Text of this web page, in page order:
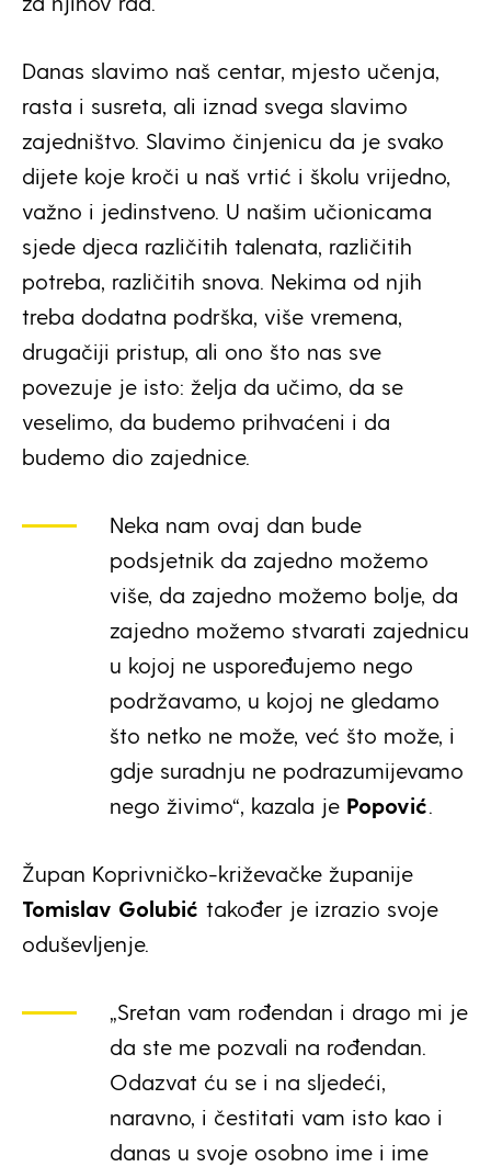
Danas slavimo naš centar, mjesto učenja,
rasta i susreta, ali iznad svega slavimo
zajedništvo. Slavimo činjenicu da je svako
dijete koje kroči u naš vrtić i školu vrijedno,
važno i jedinstveno. U našim učionicama
sjede djeca različitih talenata, različitih
potreba, različitih snova. Nekima od njih
treba dodatna podrška, više vremena,
drugačiji pristup, ali ono što nas sve
povezuje je isto: želja da učimo, da se
veselimo, da budemo prihvaćeni i da
budemo dio zajednice.
Neka nam ovaj dan bude
podsjetnik da zajedno možemo
više, da zajedno možemo bolje, da
zajedno možemo stvarati zajednicu
u kojoj ne uspoređujemo nego
podržavamo, u kojoj ne gledamo
što netko ne može, već što može, i
gdje suradnju ne podrazumijevamo
nego živimo“, kazala je Popović.
Župan Koprivničko-križevačke županije
Tomislav Golubić također je izrazio svoje
oduševljenje.
„Sretan vam rođendan i drago mi je
da ste me pozvali na rođendan.
Odazvat ću se i na sljedeći,
naravno, i čestitati vam isto kao i
danas u svoje osobno ime i ime